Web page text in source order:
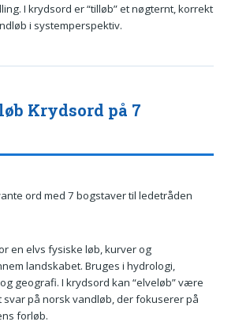
I krydsord er “tilløb” et nøgternt, korrekt
i systemperspektiv.
Krydsord på 7
ord med 7 bogstaver til ledetråden
en elvs fysiske løb, kurver og
landskabet. Bruges i hydrologi,
geografi. I krydsord kan “elveløb” være
på norsk vandløb, der fokuserer på
forløb.